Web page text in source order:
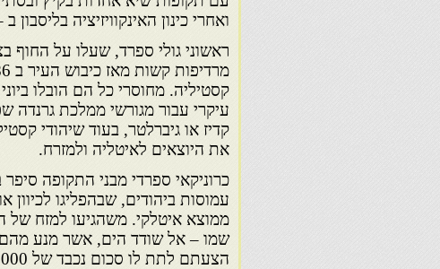
ואחרי כינון האינקוויזיציה בליסבון ב –
עיקרי עבור מגורשי ממלכת גרנדה
קדיז או גיברלטר, בעוד שיהודי
את היוצאים לאיטליה ולמזרח.
עמוסות ביהודים, שבהפליגו
ממוצא איטלקי. משהגיעו למזח של
שמו – אל שודד הים, אשר מנע מהם
הצעתם לתת לו סכום נכבד של 10.000 דוקאטים זהב נותרה ללא מענה.